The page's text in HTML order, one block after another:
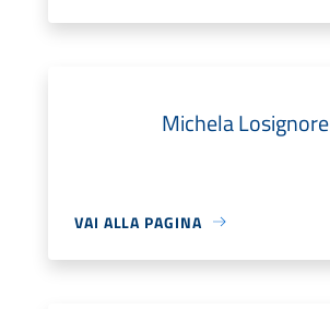
Michela Losignore
VAI ALLA PAGINA